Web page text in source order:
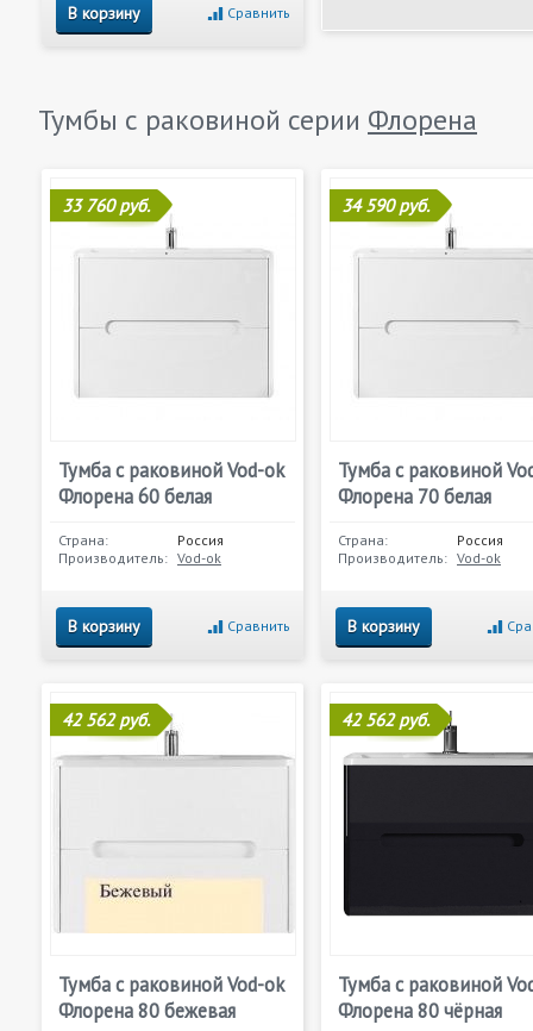
В корзину Сравнить
Тумбы с раковиной серии Флорена
33 760 руб.
Тумба с раковиной Vod-ok
Флорена 60 белая
Страна:
Россия
Производитель: Vod-ok
В корзину Сравнить
34 590 руб.
Тумба с раковиной
Флорена 70 белая
Страна:
Россия
Производитель: Vod-ok
В корзину
42 562 руб.
Тумба с раковиной Vod-ok
Флорена 80 бежевая
42 562 руб.
Тумба с раковиной
Флорена 80 чёрная